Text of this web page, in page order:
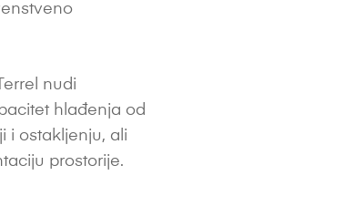
nudi
hlađenja od
i ostakljenju, ali
prostorije.